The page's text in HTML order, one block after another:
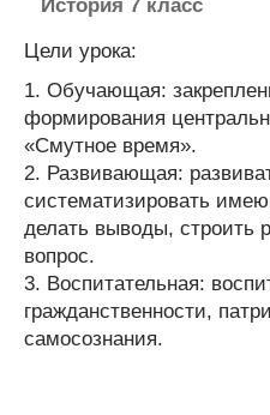
История 7 класс
Цели урока:
1. Обучающая:
формирования
«Смутное время».
2. Развивающая:
систематизировать
делать выводы, строить
вопрос.
3. Воспитательная:
гражданственности,
самосознания.